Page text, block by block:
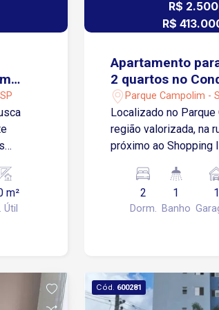
ao
m²
Útil
R$
R$
Apartamento
2 quartos no
Palácio San
Parque Campolim -
Localizado no Parque
região valorizada, na
próximo ao Shopping
Rodovia Raposo Tavares.
apartamento: 2
de TV e jantar, com
Varanda garden, ideal
de garagem Condomínio com lazer:
2
Dorm.
1
Banho
1
Cód. 600281